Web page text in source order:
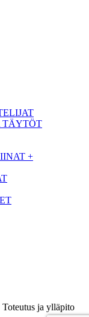
TÄYTÖT
+
Toteutus ja ylläpito